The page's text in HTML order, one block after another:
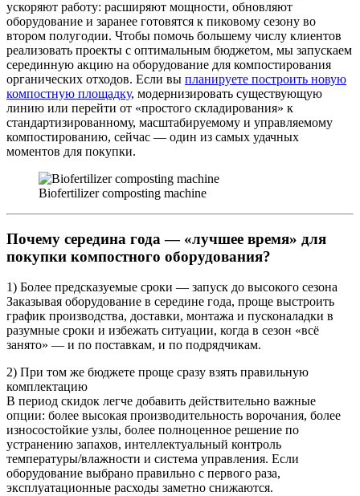
ускоряют работу: расширяют мощности, обновляют
оборудование и заранее готовятся к пиковому сезону во
втором полугодии. Чтобы помочь большему числу клиентов
реализовать проекты с оптимальным бюджетом, мы запускаем
серединную акцию на оборудование для компостирования
органических отходов. Если вы планируете построить новую
компостную площадку, модернизировать существующую
линию или перейти от «простого складирования» к
стандартизированному, масштабируемому и управляемому
компостированию, сейчас — один из самых удачных
моментов для покупки.
Biofertilizer composting machine
Почему середина года — «лучшее время» для
покупки компостного оборудования?
1) Более предсказуемые сроки — запуск до высокого сезона
Заказывая оборудование в середине года, проще выстроить
график производства, доставки, монтажа и пусконаладки в
разумные сроки и избежать ситуации, когда в сезон «всё
занято» — и по поставкам, и по подрядчикам.
2) При том же бюджете проще сразу взять правильную
комплектацию
В период скидок легче добавить действительно важные
опции: более высокая производительность ворочания, более
износостойкие узлы, более полноценное решение по
устранению запахов, интеллектуальный контроль
температуры/влажности и система управления. Если
оборудование выбрано правильно с первого раза,
эксплуатационные расходы заметно снижаются.